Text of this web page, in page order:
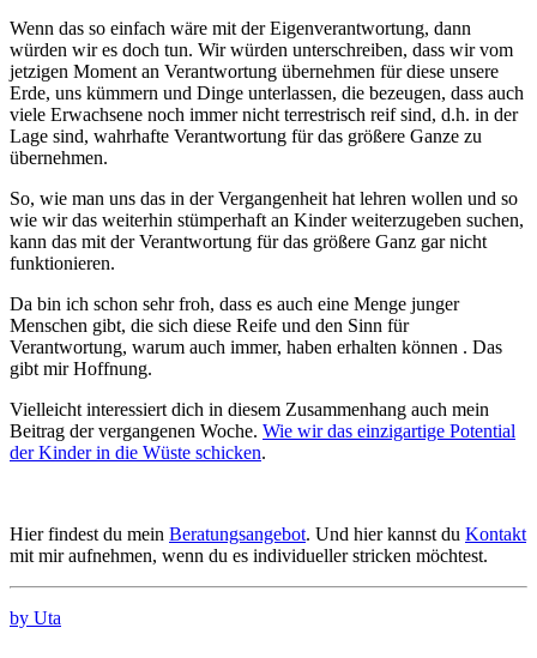
Wenn das so einfach wäre mit der Eigenverantwortung, dann
würden wir es doch tun. Wir würden unterschreiben, dass wir vom
jetzigen Moment an Verantwortung übernehmen für diese unsere
Erde, uns kümmern und Dinge unterlassen, die bezeugen, dass auch
viele Erwachsene noch immer nicht terrestrisch reif sind, d.h. in der
Lage sind, wahrhafte Verantwortung für das größere Ganze zu
übernehmen.
So, wie man uns das in der Vergangenheit hat lehren wollen und so
wie wir das weiterhin stümperhaft an Kinder weiterzugeben suchen,
kann das mit der Verantwortung für das größere Ganz gar nicht
funktionieren.
Da bin ich schon sehr froh, dass es auch eine Menge junger
Menschen gibt, die sich diese Reife und den Sinn für
Verantwortung, warum auch immer, haben erhalten können . Das
gibt mir Hoffnung.
Vielleicht interessiert dich in diesem Zusammenhang auch mein
Beitrag der vergangenen Woche. Wie wir das einzigartige Potential
der Kinder in die Wüste schicken.
Hier findest du mein Beratungsangebot. Und hier kannst du Kontakt
mit mir aufnehmen, wenn du es individueller stricken möchtest.
by Uta